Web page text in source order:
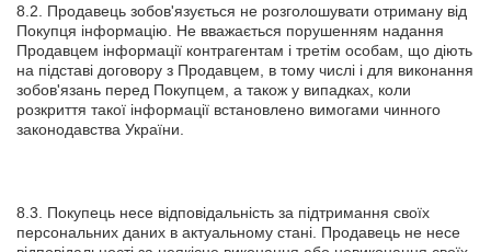
8.2. Продавець зобов'язується не розголошувати отриману від
Покупця інформацію. Не вважається порушенням надання
Продавцем інформації контрагентам і третім особам, що діють
на підставі договору з Продавцем, в тому числі і для виконання
зобов'язань перед Покупцем, а також у випадках, коли
розкриття такої інформації встановлено вимогами чинного
законодавства України.
8.3. Покупець несе відповідальність за підтримання своїх
персональних даних в актуальному стані. Продавець не несе